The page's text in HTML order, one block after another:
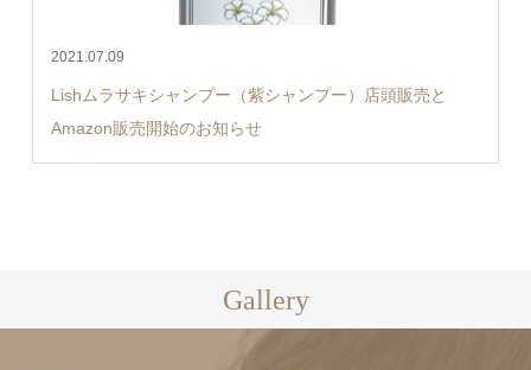
2021.07.09
Lishムラサキシャンプー（紫シャンプー）店頭販売と
Amazon販売開始のお知らせ
Gallery